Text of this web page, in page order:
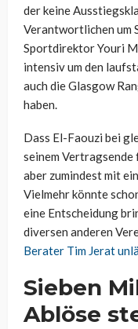
der keine
Verantwortlichen um
Sportdirektor Youri
intensiv um den
auch die Glasgow
haben.
Dass El-Faouzi bei
seinem
aber zumindest mit
Vielmehr könnte
eine Entscheidung
diversen anderen
Berater Tim Jerat
Sieben
Ablöse